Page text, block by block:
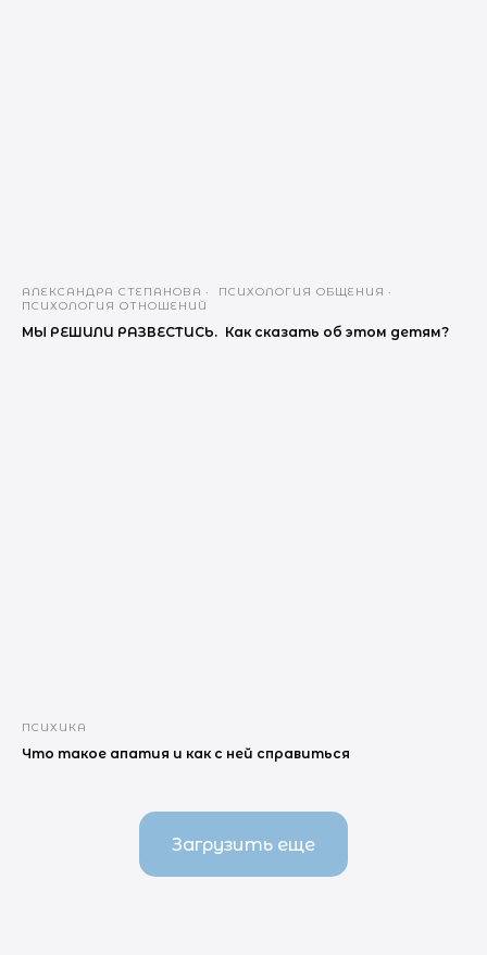
АЛЕКСАНДРА СТЕПАНОВА
ПСИХОЛОГИЯ ОБЩЕНИЯ
ПСИХОЛОГИЯ ОТНОШЕНИЙ
МЫ РЕШИЛИ РАЗВЕСТИСЬ. Как сказать об этом детям?
ПСИХИКА
Что такое апатия и как с ней справиться
Загрузить еще